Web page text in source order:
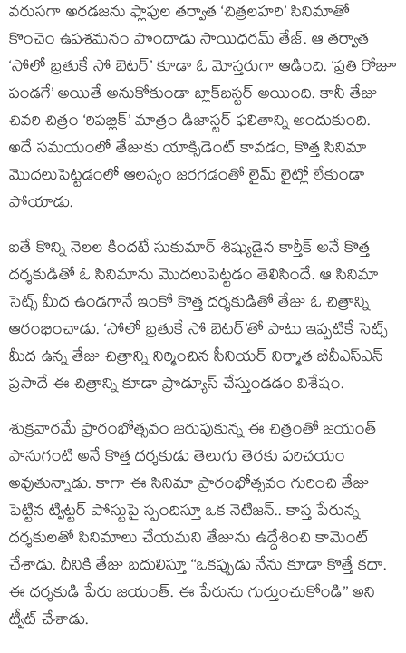
వరుసగా అరడజను ఫ్లాపుల తర్వాత ‘చిత్రలహరి’ సినిమాతో
కొంచెం ఉపశమనం పొందాడు సాయిధరమ్ తేజ్. ఆ తర్వాత
‘సోలో బ్రతుకే సో బెటర్’ కూడా ఓ మోస్తరుగా ఆడింది. ‘ప్రతి రోజూ
పండగే’ అయితే అనుకోకుండా బ్లాక్‌బస్టర్ అయింది. కానీ తేజు
చివరి చిత్రం ‘రిపబ్లిక్’ మాత్రం డిజాస్టర్ ఫలితాన్ని అందుకుంది.
అదే సమయంలో తేజుకు యాక్సిడెంట్ కావడం, కొత్త సినిమా
మొదలుపెట్టడంలో ఆలస్యం జరగడంతో లైమ్ లైట్లో లేకుండా
పోయాడు.
ఐతే కొన్ని నెలల కిందటే సుకుమార్ శిష్యుడైన కార్తీక్ అనే కొత్త
దర్శకుడితో ఓ సినిమాను మొదలుపెట్టడం తెలిసిందే. ఆ సినిమా
సెట్స్ మీద ఉండగానే ఇంకో కొత్త దర్శకుడితో తేజు ఓ చిత్రాన్ని
ఆరంభించాడు. ‘సోలో బ్రతుకే సో బెటర్‌’తో పాటు ఇప్పటికే సెట్స్
మీద ఉన్న తేజు చిత్రాన్ని నిర్మించిన సీనియర్ నిర్మాత బీవీఎస్ఎన్
ప్రసాదే ఈ చిత్రాన్ని కూడా ప్రొడ్యూస్ చేస్తుండడం విశేషం.
శుక్రవారమే ప్రారంభోత్సవం జరుపుకున్న ఈ చిత్రంతో జయంత్
పానుగంటి అనే కొత్త దర్శకుడు తెలుగు తెరకు పరిచయం
అవుతున్నాడు. కాగా ఈ సినిమా ప్రారంభోత్సవం గురించి తేజు
పెట్టిన ట్విట్టర్ పోస్టుపై స్పందిస్తూ ఒక నెటిజన్.. కాస్త పేరున్న
దర్శకులతో సినిమాలు చేయమని తేజును ఉద్దేశించి కామెంట్
చేశాడు. దీనికి తేజు బదులిస్తూ ‘‘ఒకప్పుడు నేను కూడా కొత్తే కదా.
ఈ దర్శకుడి పేరు జయంత్. ఈ పేరును గుర్తుంచుకోండి’’ అని
ట్వీట్ చేశాడు.